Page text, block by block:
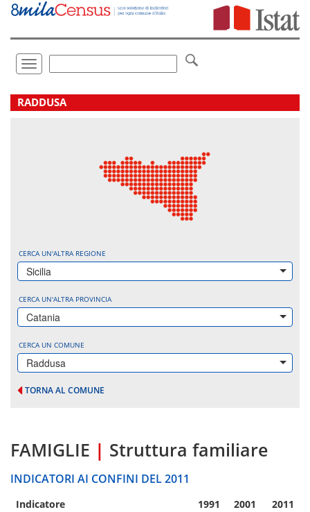
Vai
direttamente
Toggle
navigation
.
RADDUSA
CERCA UN'ALTRA REGIONE
Sicilia
CERCA UN'ALTRA PROVINCIA
Catania
CERCA UN COMUNE
Raddusa
TORNA AL COMUNE
FAMIGLIE | Struttura familiare
INDICATORI AI CONFINI DEL 2011
Indicatore 1991 2001 2011